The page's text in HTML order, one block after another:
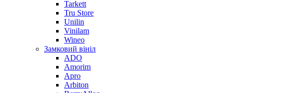
Tarkett
Tru Store
Unilin
Vinilam
Wineo
Замковий вініл
ADO
Amorim
Apro
Arbiton